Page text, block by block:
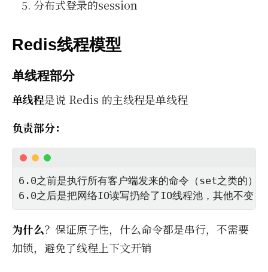
分布式登录的session
Redis线程模型
单线程部分
单线程是说 Re­dis 的主线程是单线程
负责部分：
6.0之前是执行所有客户端发来的命令（set之类的）
6.0之后是把网络IO读写扔给了IO线程池，其他不变
为什么？保证原子性，什么命令都是串行，不需要
加锁，避免了线程上下文开销